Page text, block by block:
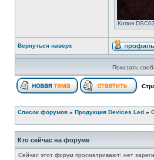
Копия
Вернуться наверх
Показать
Список форумов » Продукция Devices Led »
Кто сейчас на форуме
Сейчас этот форум просматривают: нет